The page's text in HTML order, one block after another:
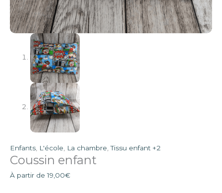
Enfants L'école La chambre ,Tissu enfant +2
Coussin enfant
À partir de19,00€